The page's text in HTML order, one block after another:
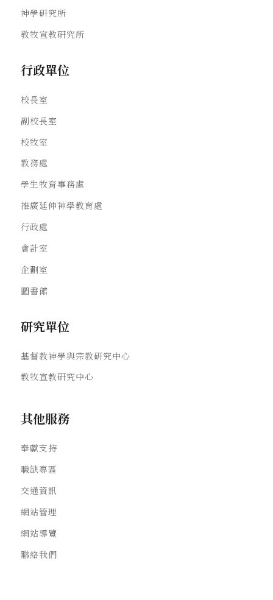
神學研究所
教牧宣教研究所
行政單位
校長室
副校長室
校牧室
教務處
學生牧育事務處
推廣延伸神學教育處
行政處
會計室
企劃室
圖書館
研究單位
基督教神學與宗教研究中心
教牧宣教研究中心
其他服務
奉獻支持
職缺專區
交通資訊
網站管理
網站導覽
聯絡我們